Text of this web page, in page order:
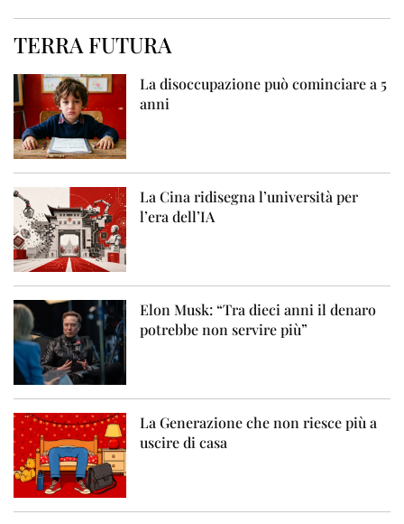
TERRA FUTURA
La disoccupazione può cominciare a 5
anni
La Cina ridisegna l’università per
l’era dell’IA
Elon Musk: “Tra dieci anni il denaro
potrebbe non servire più”
La Generazione che non riesce più a
uscire di casa